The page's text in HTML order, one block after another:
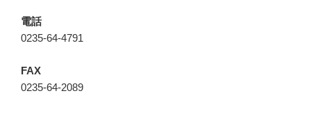
電話
0235-64-4791
FAX
0235-64-2089